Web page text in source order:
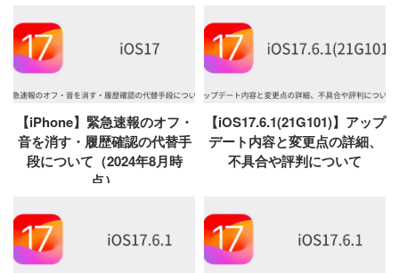
【iPhone】緊急速報のオフ・
音を消す・履歴確認の代替手
段について（2024年8月時
点）
【iOS17.6.1(21G101)】アップ
デート内容と変更点の詳細、
不具合や評判について